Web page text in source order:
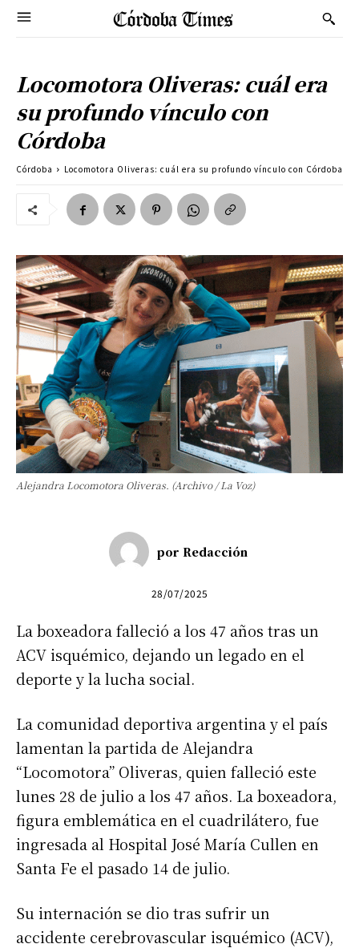
Locomotora Oliveras: cuál era
su profundo vínculo con
Córdoba
Córdoba Locomotora Oliveras: cuál era su profundo vínculo con Córdoba
Alejandra Locomotora Oliveras. (Archivo / La Voz)
por Redacción
28/07/2025
La boxeadora falleció a los 47 años tras un
ACV isquémico, dejando un legado en el
deporte y la lucha social.
La comunidad deportiva argentina y el país
lamentan la partida de Alejandra
“Locomotora” Oliveras, quien falleció este
lunes 28 de julio a los 47 años. La boxeadora,
figura emblemática en el cuadrilátero, fue
ingresada al Hospital José María Cullen en
Santa Fe el pasado 14 de julio.
Su internación se dio tras sufrir un
accidente cerebrovascular isquémico (ACV),